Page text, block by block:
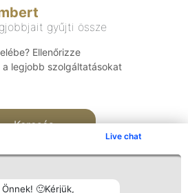
Live chat
🙂Kérjük,
gyűjti össze
Ellenőrizze
legjobb szolgáltatásokat
Keresés